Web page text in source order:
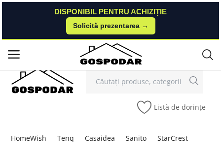
DISPONIBIL PENTRU ACHIZIȚIE
Solicită prezentarea →
Contact Autentificare Înregistrare
Listă de dorințe
HomeWish Tenq Casaidea Sanito StarCrest
DISPONIBIL PENTRU ACHIZIȚIE
Solicită prezentarea →
Meniu principal
Categorii